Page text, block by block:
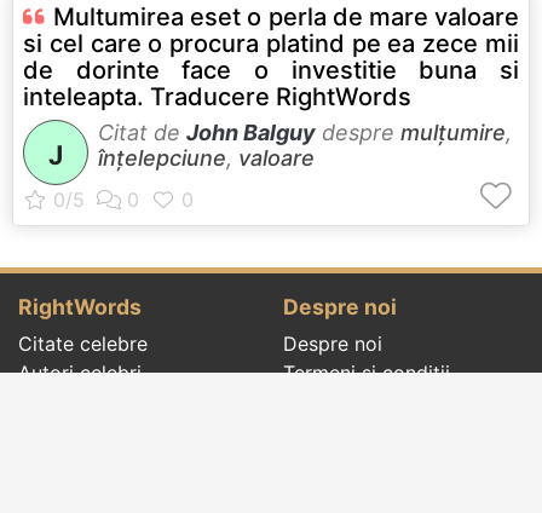
Multumirea eset o perla de mare valoare
si cel care o procura platind pe ea zece mii
de dorinte face o investitie buna si
inteleapta. Traducere RightWords
J
Citat de John Balguy despre mulțumire,
înțelepciune, valoare
RightWords
Citate celebre
Autori celebri
Despre noi
Despre noi
Termeni și condiții